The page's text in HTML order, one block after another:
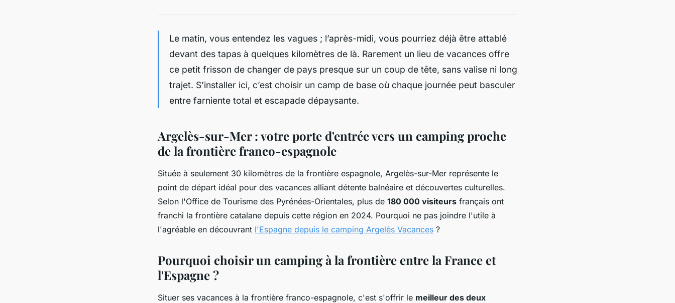
Le matin, vous entendez les vagues ; l’après-midi, vous pourriez déjà être attablé
devant des tapas à quelques kilomètres de là. Rarement un lieu de vacances offre
ce petit frisson de changer de pays presque sur un coup de tête, sans valise ni long
trajet. S’installer ici, c’est choisir un camp de base où chaque journée peut basculer
entre farniente total et escapade dépaysante.
Argelès-sur-Mer : votre porte d'entrée vers un camping proche
de la frontière franco-espagnole
Située à seulement 30 kilomètres de la frontière espagnole, Argelès-sur-Mer représente le
point de départ idéal pour des vacances alliant détente balnéaire et découvertes culturelles.
Selon l'Office de Tourisme des Pyrénées-Orientales, plus de 180 000 visiteurs français ont
franchi la frontière catalane depuis cette région en 2024. Pourquoi ne pas joindre l'utile à
l'agréable en découvrant l'Espagne depuis le camping Argelès Vacances ?
Pourquoi choisir un camping à la frontière entre la France et
l'Espagne ?
Situer ses vacances à la frontière franco-espagnole, c'est s'offrir le meilleur des deux